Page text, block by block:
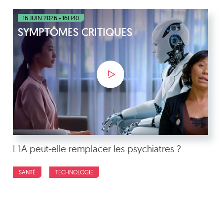
16 JUIN 2026 - 16H40
SYMPTÔMES CRITIQUES
L'IA peut-elle remplacer les psychiatres ?
SANTÉ TECHNOLOGIE